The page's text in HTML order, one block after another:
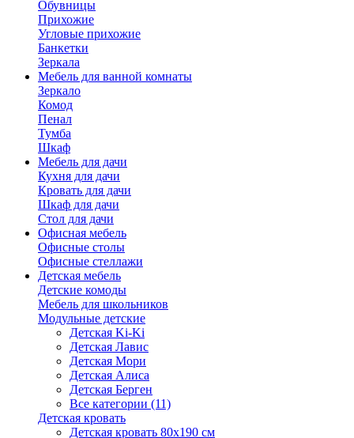
Обувницы
Прихожие
Угловые прихожие
Банкетки
Зеркала
Мебель для ванной комнаты
Зеркало
Комод
Пенал
Тумба
Шкаф
Мебель для дачи
Кухня для дачи
Кровать для дачи
Шкаф для дачи
Стол для дачи
Офисная мебель
Офисные столы
Офисные стеллажи
Детская мебель
Детские комоды
Мебель для школьников
Модульные детские
Детская Ki-Ki
Детская Лавис
Детская Мори
Детская Алиса
Детская Берген
Все категории (11)
Детская кровать
Детская кровать 80х190 см